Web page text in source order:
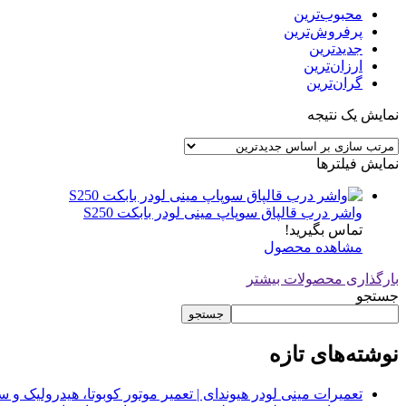
محبوب‌ترین
پرفروش‌ترین
جدیدترین
ارزان‌ترین
گران‌ترین
نمایش یک نتیجه
نمایش فیلترها
واشر درب قالپاق سوپاپ مینی لودر بابکت S250
تماس بگیرید!
مشاهده محصول
بارگذاری محصولات بیشتر
جستجو
جستجو
نوشته‌های تازه
تعمیرات مینی لودر هیوندای | تعمیر موتور کوبوتا،